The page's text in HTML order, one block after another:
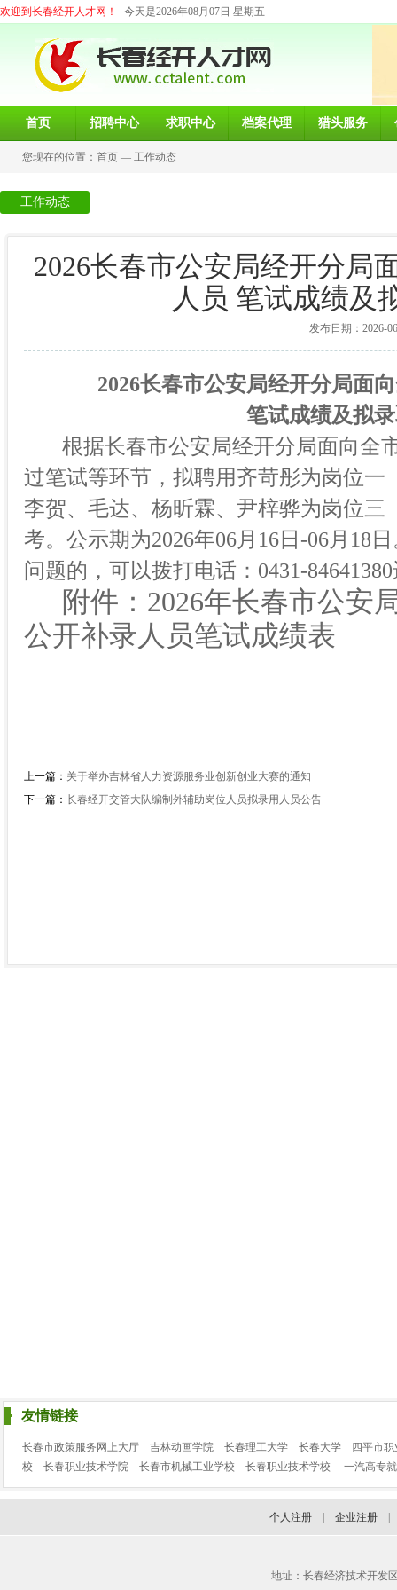
欢迎到长春经开人才网！ 今天是2026年08月07日 星期五
首页 招聘中心 求职中心 档案代理 猎头服务
您现在的位置： 首页 — 工作动态
工作动态
2026长春市公安局经开分局
人员 笔试成绩及
发布日期：2026-
2026长春市公安局经开分局面
笔试成绩及拟
根据长春市公安局经开分局面向全
过笔试等环节，拟聘用齐苛彤为岗位一
李贺、毛达、杨昕霖、尹梓骅为岗位三
考。 公示期为2026年06月16日-06月18
问题的，可以拨打电话：0431-
附件： 2026年长春市公安
公开补录人员笔试成绩表
上一篇： 关于举办吉林省人力资源服务业创新创业大赛的通知
下一篇： 长春经开交管大队编制外辅助岗位人员拟录用人员公告
友情链接
长春市政策服务网上大厅 吉林动画学院 长春理工大学 长春大学
四平市
校
长春职业技术学院 长春市机械工业学校 长春职业技术学校 一汽高专
个人注册 企业注册
地址：长春经济技术开发